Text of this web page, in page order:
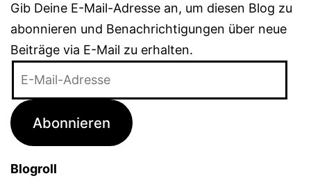
Gib Deine E-Mail-Adresse an, um diesen Blog zu
abonnieren und Benachrichtigungen über neue
Beiträge via E-Mail zu erhalten.
Adresse
Abonnieren
Blogroll